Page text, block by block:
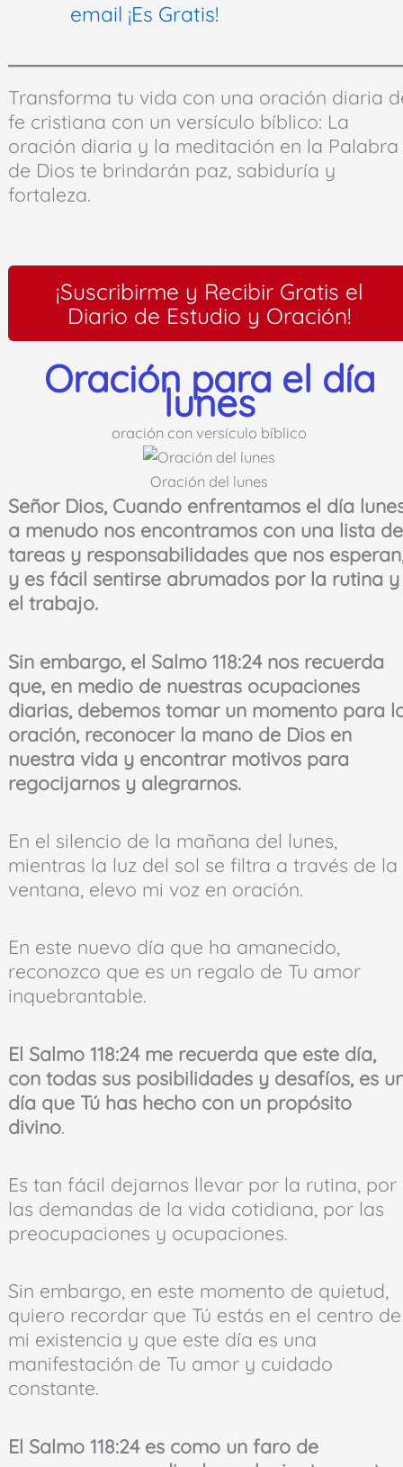
email ¡Es Gratis!
Transforma tu vida con una oración diaria
fe cristiana con un versículo bíblico: La
oración diaria y la meditación en la Palabra
de Dios te brindarán paz, sabiduría y
fortaleza.
¡Suscribirme y Recibir Gratis el
Diario de Estudio y Oración!
Oración para el día
lunes
oración con versículo bíblico
Oración del lunes
Señor Dios, Cuando enfrentamos el día
a menudo nos encontramos con una lista de
tareas y responsabilidades que nos
y es fácil sentirse abrumados por la rutina y
el trabajo.
Sin embargo, el Salmo 118:24 nos recuerda
que, en medio de nuestras ocupaciones
diarias, debemos tomar un momento para
oración, reconocer la mano de Dios en
nuestra vida y encontrar motivos para
regocijarnos y alegrarnos.
En el silencio de la mañana del lunes,
mientras la luz del sol se filtra a través de la
ventana, elevo mi voz en oración.
En este nuevo día que ha amanecido,
reconozco que es un regalo de Tu amor
inquebrantable.
El Salmo 118:24 me recuerda que este día,
con todas sus posibilidades y desafíos, es
día que Tú has hecho con un propósito
divino.
Es tan fácil dejarnos llevar por la rutina, por
las demandas de la vida cotidiana, por las
preocupaciones y ocupaciones.
Sin embargo, en este momento de quietud,
quiero recordar que Tú estás en el centro de
mi existencia y que este día es una
manifestación de Tu amor y cuidado
constante.
El Salmo 118:24 es como un faro de